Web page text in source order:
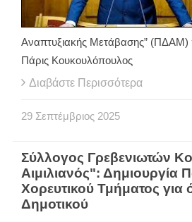
Αναπτυξιακής Μετάβασης” (ΠΔΑΜ)
Πάρις Κουκουλόπουλος
Διαβάστε Περισσότερα
29 Σεπτέμβριος 2025
Σύλλογος Γρεβενιωτών
Αιμιλιανός": Δημιουργία
Χορευτικού Τμήματος για
Δημοτικού